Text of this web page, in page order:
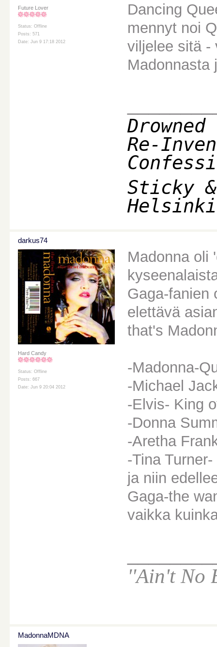
Future Lover
Status: Offline
Posts: 571
Date: Jun 9 17:18 2012
Dancing
mennyt noi
viljelee sitä -
Madonnasta
Re-
Sticky
darkus74
Hard Candy
Status: Offline
Posts: 667
Date: Jun 9 20:04 2012
Madonna oli
Gaga-fanien
elettävä
that's
-Madonna-
-Michael
-Elvis- King
-Donna
-Aretha
-Tina
ja niin
Gaga-the
vaikka
''Ain't No
MadonnaMDNA